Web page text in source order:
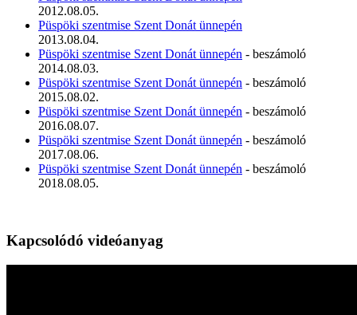
2012.08.05.
Püspöki szentmise Szent Donát ünnepén
2013.08.04.
Püspöki szentmise Szent Donát ünnepén - beszámoló
2014.08.03.
Püspöki szentmise Szent Donát ünnepén - beszámoló
2015.08.02.
Püspöki szentmise Szent Donát ünnepén - beszámoló
2016.08.07.
Püspöki szentmise Szent Donát ünnepén - beszámoló
2017.08.06.
Püspöki szentmise Szent Donát ünnepén - beszámoló
2018.08.05.
Kapcsolódó videóanyag